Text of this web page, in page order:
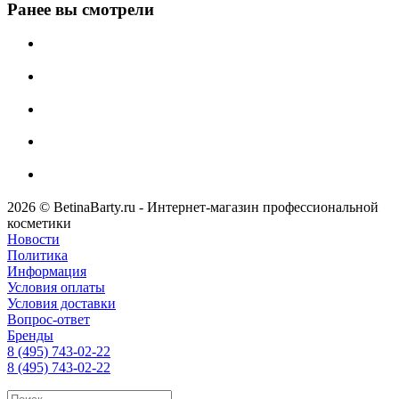
Ранее вы смотрели
2026 © BetinaBarty.ru - Интернет-магазин профессиональной
косметики
Новости
Политика
Информация
Условия оплаты
Условия доставки
Вопрос-ответ
Бренды
8 (495) 743-02-22
8 (495) 743-02-22